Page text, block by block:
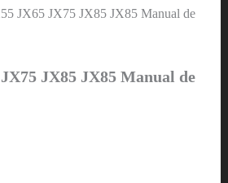
JX65 JX75 JX85 JX85 Manual de
JX85 JX85 Manual de